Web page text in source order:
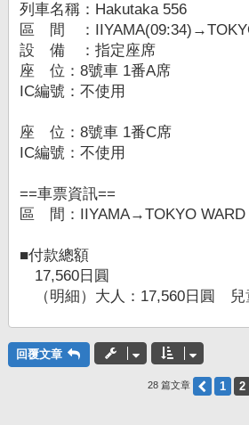
列車名稱：Hakutaka 556
區 間 ：
設 備 ：指定座席
座 位：8號車 1番A席
IC編號：不使用
座 位：8號車 1番C席
IC編號：不使用
==車票資訊==
區 間：IIYAMA→TOKYO WARD
■付款總額
17,560日圓
（明細）大人：17,560日圓 兒
回覆文章
28 篇文章 上一頁
1 2